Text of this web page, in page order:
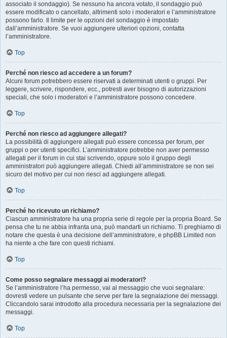
associato il sondaggio). Se nessuno ha ancora votato, il sondaggio può
essere modificato o cancellato, altrimenti solo i moderatori e l’amministratore
possono farlo. Il limite per le opzioni del sondaggio è impostato
dall’amministratore. Se vuoi aggiungere ulteriori opzioni, contatta
l’amministratore.
Top
Perché non riesco ad accedere a un forum?
Alcuni forum potrebbero essere riservati a determinati utenti o gruppi. Per
leggere, scrivere, rispondere, ecc., potresti aver bisogno di autorizzazioni
speciali, che solo i moderatori e l’amministratore possono concedere.
Top
Perché non riesco ad aggiungere allegati?
La possibilità di aggiungere allegati può essere concessa per forum, per
gruppi o per utenti specifici. L’amministratore potrebbe non aver permesso
allegati per il forum in cui stai scrivendo, oppure solo il gruppo degli
amministratori può aggiungere allegati. Chiedi all’amministratore se non sei
sicuro del motivo per cui non riesci ad aggiungere allegati.
Top
Perché ho ricevuto un richiamo?
Ciascun amministratore ha una propria serie di regole per la propria Board. Se
pensa che tu ne abbia infranta una, può mandarti un richiamo. Ti preghiamo di
notare che questa è una decisione dell’amministratore, e phpBB Limited non
ha niente a che fare con questi richiami.
Top
Come posso segnalare messaggi ai moderatori?
Se l’amministratore l’ha permesso, vai al messaggio che vuoi segnalare:
dovresti vedere un pulsante che serve per fare la segnalazione dei messaggi.
Cliccandolo sarai introdotto alla procedura necessaria per la segnalazione dei
messaggi.
Top